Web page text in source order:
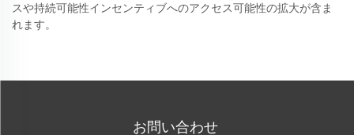
スや持続可能性インセンティブへのアクセス可能性の拡大が含ま
れます。
お問い合わせ